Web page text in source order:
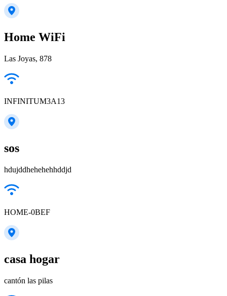
Home WiFi
Las Joyas, 878
INFINITUM3A13
sos
hdujddhehehehhddjd
HOME-0BEF
casa hogar
cantón las pilas